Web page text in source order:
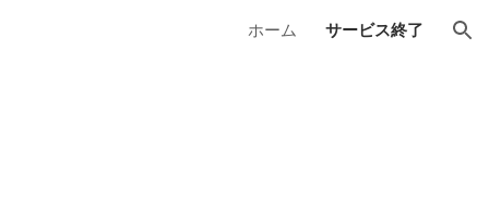
ホーム サービス終了